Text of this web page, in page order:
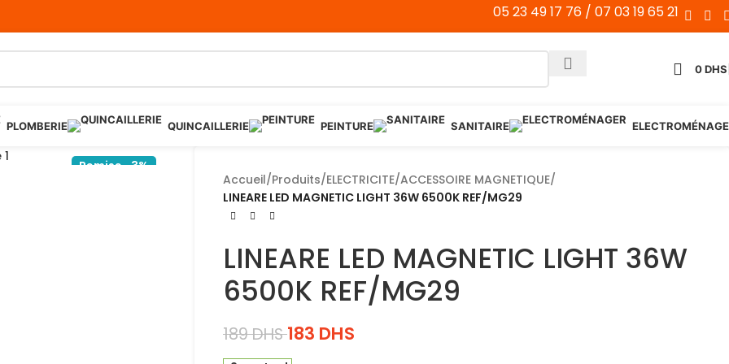
05 23 49 17 76 / 07 03 19 65 21
0DHS
PLOMBERIE QUINCAILLERIE PEINTURE SANITAIRE
Remise -3%
Accueil/Produits/ELECTRICITE/ACCESSOIRE MAGNETIQUE/
LINEARE LED MAGNETIC LIGHT 36W 6500K REF/MG29
LINEARE LED MAGNETIC LIGHT 36W
6500K REF/MG29
189DHS 183 DHS